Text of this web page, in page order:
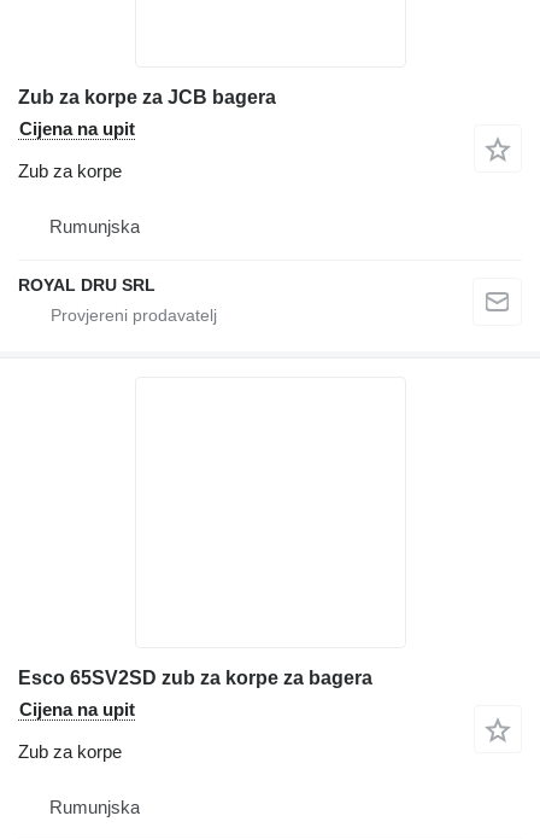
Zub za korpe za JCB bagera
Cijena na upit
Zub za korpe
Rumunjska
ROYAL DRU SRL
Esco 65SV2SD zub za korpe za bagera
Cijena na upit
Zub za korpe
Rumunjska